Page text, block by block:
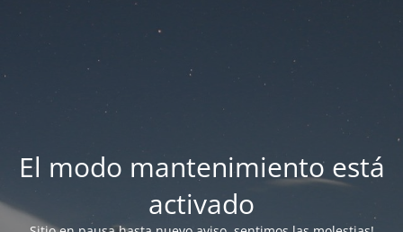
El modo mantenimiento está
activado